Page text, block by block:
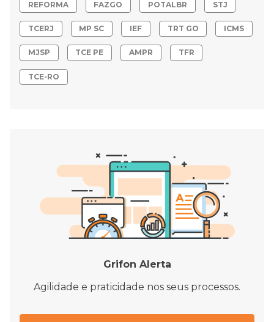
REFORMA FAZGO POTALBR STJ
TCERJ MP SC IEF TRT GO ICMS
MJSP TCE PE AMPR TFR
TCE-RO
Grifon Alerta
Agilidade e praticidade nos seus processos.